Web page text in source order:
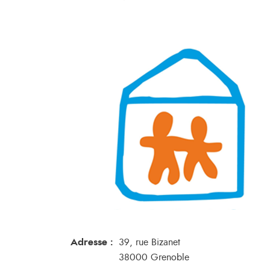
Adresse :
39, rue Bizanet
38000 Grenoble